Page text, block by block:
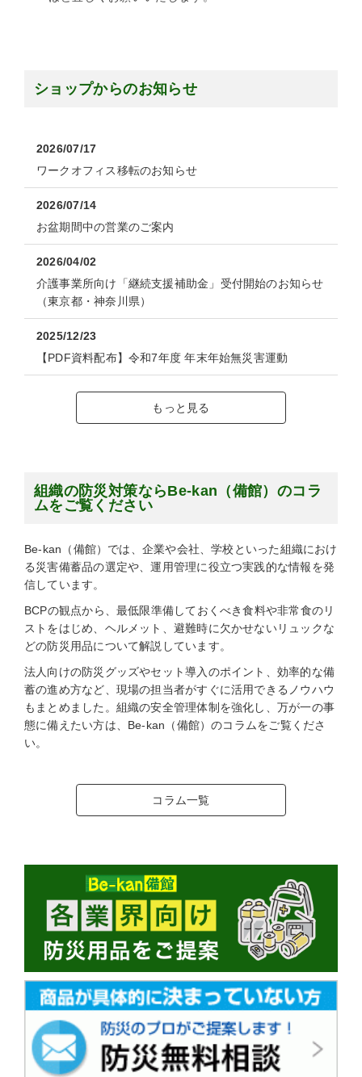
ショップからのお知らせ
2026/07/17
ワークオフィス移転のお知らせ
2026/07/14
お盆期間中の営業のご案内
2026/04/02
介護事業所向け「継続支援補助金」受付開始のお知らせ
（東京都・神奈川県）
2025/12/23
【PDF資料配布】令和7年度 年末年始無災害運動
もっと見る
組織の防災対策ならBe-kan（備館）のコラ
ムをご覧ください
Be-kan（備館）では、企業や会社、学校といった組織におけ
る災害備蓄品の選定や、運用管理に役立つ実践的な情報を発
信しています。
BCPの観点から、最低限準備しておくべき食料や非常食のリ
ストをはじめ、ヘルメット、避難時に欠かせないリュックな
どの防災用品について解説しています。
法人向けの防災グッズやセット導入のポイント、効率的な備
蓄の進め方など、現場の担当者がすぐに活用できるノウハウ
もまとめました。組織の安全管理体制を強化し、万が一の事
態に備えたい方は、Be-kan（備館）のコラムをご覧くださ
い。
コラム一覧